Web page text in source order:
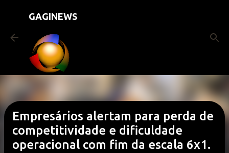
Pular para o conteúdo principal
GAGINEWS
Empresários alertam para perda de
competitividade e dificuldade
operacional com fim da escala 6x1.